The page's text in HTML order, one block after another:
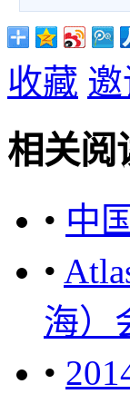
收藏
相关阅
• 中
•
海）
•